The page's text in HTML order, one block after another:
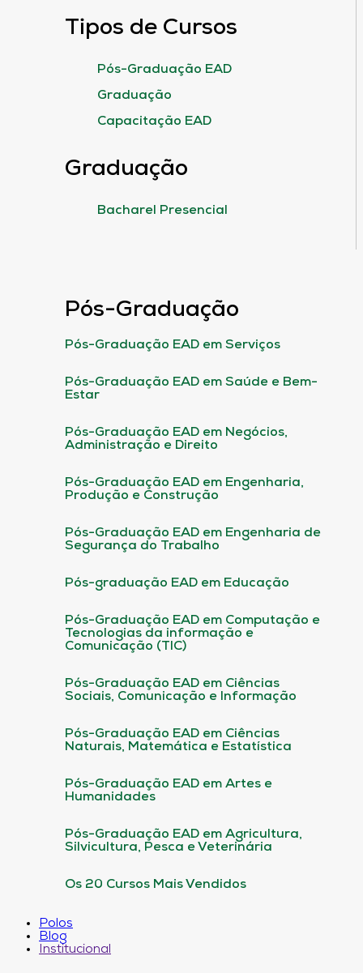
Tipos de Cursos
Pós-Graduação EAD
Graduação
Capacitação EAD
Graduação
Bacharel Presencial
Pós-Graduação
Pós-Graduação EAD em Serviços
Pós-Graduação EAD em Saúde e Bem-
Estar
Pós-Graduação EAD em Negócios,
Administração e Direito
Pós-Graduação EAD em Engenharia,
Produção e Construção
Pós-Graduação EAD em Engenharia de
Segurança do Trabalho
Pós-graduação EAD em Educação
Pós-Graduação EAD em Computação e
Tecnologias da informação e
Comunicação (TIC)
Pós-Graduação EAD em Ciências
Sociais, Comunicação e Informação
Pós-Graduação EAD em Ciências
Naturais, Matemática e Estatística
Pós-Graduação EAD em Artes e
Humanidades
Pós-Graduação EAD em Agricultura,
Silvicultura, Pesca e Veterinária
Os 20 Cursos Mais Vendidos
Polos
Blog
Institucional